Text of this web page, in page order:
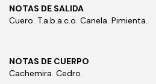
NOTAS DE SALIDA
Cuero. T.a.b.a.c.o. Canela. Pimienta.
NOTAS DE CUERPO
Cachemira. Cedro.